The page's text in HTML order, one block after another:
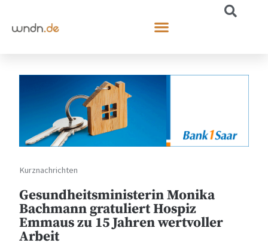
Kurznachrichten
Gesundheitsministerin Monika
Bachmann gratuliert Hospiz
Emmaus zu 15 Jahren wertvoller
Arbeit